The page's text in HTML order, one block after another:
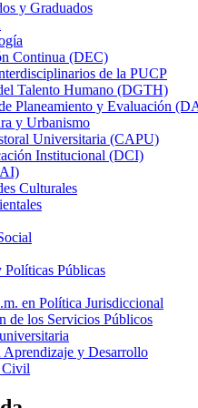
y Graduados
Continua (DEC)
de la PUCP
Talento Humano (DGTH)
Planeamiento y Evaluación
y Urbanismo
Universitaria (CAPU)
Institucional (DCI)
Culturales
Políticas Públicas
en Política Jurisdiccional
de los Servicios Públicos
y Desarrollo
Civil